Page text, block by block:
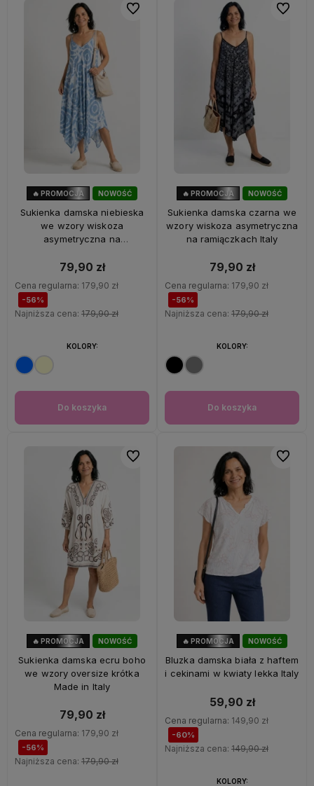
NOWOŚĆ
🔥 PROMOCJA
Sukienka damska niebieska
we wzory wiskoza
asymetryczna na
79,90 zł
Cena regularna: 179,90 zł
-56%
Najniższa cena: 179,90 zł
Do koszyka
KOLORY:
Do ulubionych
NOWOŚĆ
🔥 PROMOCJA
Sukienka damska czarna we
wzory wiskoza asymetryczna
na ramiączkach Italy
79,90 zł
Cena regularna: 179,90 zł
-56%
Najniższa cena: 179,90 zł
Do koszyka
KOLORY:
Do
NOWOŚĆ
🔥 PROMOCJA
Sukienka damska ecru boho
we wzory oversize krótka
Made in Italy
79,90 zł
Cena regularna: 179,90 zł
-56%
Najniższa cena: 179,90 zł
Do ulubionych
NOWOŚĆ
OKAZJA
🔥 PROMOCJA
Bluzka damska biała z haftem
i cekinami w kwiaty lekka Italy
59,90 zł
Cena regularna: 149,90 zł
-60%
Najniższa cena: 149,90 zł
KOLORY:
Do